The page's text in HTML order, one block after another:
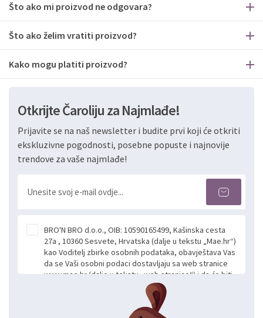
Što ako mi proizvod ne odgovara?
Što ako želim vratiti proizvod?
Kako mogu platiti proizvod?
Otkrijte Čaroliju za Najmlađe!
Prijavite se na naš newsletter i budite prvi koji će otkriti
ekskluzivne pogodnosti, posebne popuste i najnovije
trendove za vaše najmlađe!
BRO'N BRO d.o.o., OIB: 10590165499, Kašinska cesta
27a , 10360 Sesvete, Hrvatska (dalje u tekstu „Mae.hr“)
kao Voditelj zbirke osobnih podataka, obavještava Vas
da se Vaši osobni podaci dostavljaju sa web stranice
www.mae.hr (dalje u tekstu „web stranice“) i da će biti
obrađeni. Prihvaćanjem ove Izjave smatra se da
slobodno i izričito dajete privolu za prikupljanje i daljnju
obradu Vaših osobnih podataka koje ustupate Mae.hr